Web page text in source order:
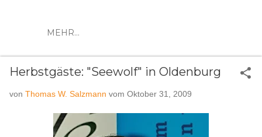
MEHR…
Herbstgäste: "Seewolf" in Oldenburg
von Thomas W. Salzmann vom Oktober 31, 2009